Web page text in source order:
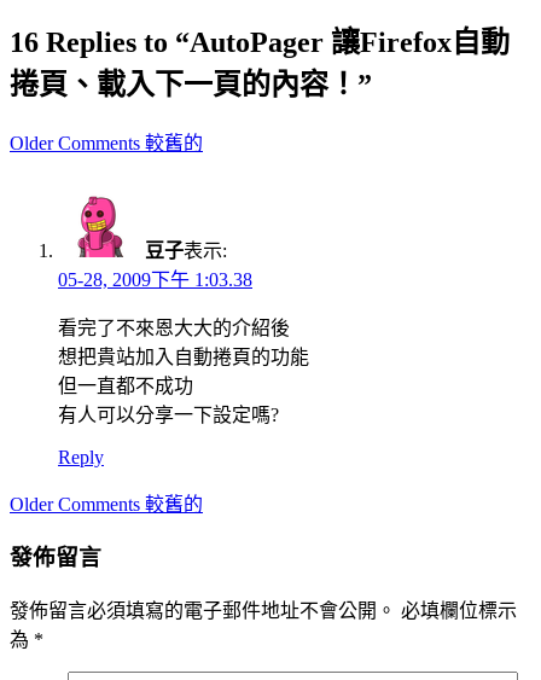
16 Replies to “AutoPager 讓Firefox自動
捲頁、載入下一頁的內容！”
Comment
Older Comments 較舊的
豆子表示:
05-28, 2009下午 1:03.38
看完了不來恩大大的介紹後
想把貴站加入自動捲頁的功能
但一直都不成功
有人可以分享一下設定嗎?
Reply
Comment
Older Comments 較舊的
發佈留言
發佈留言必須填寫的電子郵件地址不會公開。 必填欄位標示
為 *